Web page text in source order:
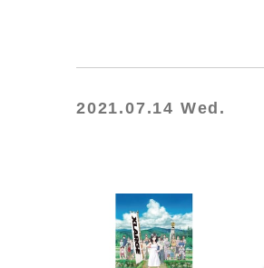
2021.07.14 Wed.